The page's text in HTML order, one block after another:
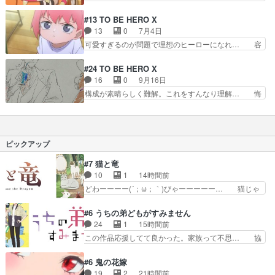
いたのに役立たずと追放… 堅物と思いきや、意外
な一面もあり。あの衣… OP,EDで黒幕っぽかった
眼鏡男は、ヒー…
続くアクションシーンがすごいけど埠頭… クイー
ンの戦闘シーンが常に優雅で美しく、… いい加減
おもんないから切るわ序盤だけの駄… シアン編と
クイーン編の繋がりに「なるほど… こんなに見応
クションしてたな。前後も含… ・クイーンとボア
ールの戦いは、迫力と美し… 11話かわいかった
な。あと、時系列が行っ…
#13 TO BE HERO X
13 0
7月4日
可愛すぎるのが問題で理想のヒーローになれ… 容
わいいことが罪になるなんて」佐倉綾音… 可愛い
とヒーローになれないの？と髪切って… なんだこ
れは、一体どれだけ面白い話作れる… また可愛い
娘が出てきたなぁと思ったら可愛… 可愛いせいで
#24 TO BE HERO X
16 0
9月16日
構成が素晴らしく難解。これをすんなり理解… 悔
いこの制作陣スタッフで2期作ってめっ… 最後の
ないハイクオリティのアニメーショ… そしてナイ
の総決算として今までのあれや… 連合会とヒーロ
ー事務所の結託で静かに死を… 露骨なクリフハン
ガー。何でここまで次元を… ver）のOPに出てき
たタロットもいつか…
ピックアップ
#7 猫と竜
10 1
14時間前
どわーーーー(´；ω；｀)びゃーーーーー… 猫じゃ
んが久しぶりに森へ帰ってきた！！… おだやかに
ママにゃんが帰ってきた。この作… ママにゃんが
学校が休みになるので、久しぶ… ママニャン回で
キター！と喜んでたからの大… ママにゃん久しぶ
ッときた。今期で一番好… おかあちゃんっていい
#6 うちの弟どもがすみません
24 1
15時間前
この作品応援してて良かった。家族って不思… 協
んが外に出られなくなってたのはいじめ… RPG
シーンカッコいい！もう転生モノに変… ゲーム内
#6 鬼の花嫁
19 2 21時間前